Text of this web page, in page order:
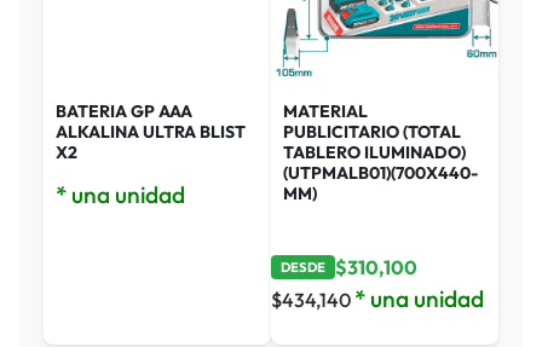
BATERIA GP AAA
ALKALINA ULTRA BLIST
X2
* una unidad
MATERIAL
PUBLICITARIO (TOTAL
TABLERO ILUMINADO)
(UTPMALB01)(700X440-
MM)
DESDE $310,100
$434,140 * una unidad